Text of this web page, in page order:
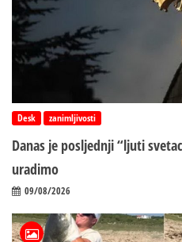
Desk zanimljivosti
Danas je posljednji “ljuti
uradimo
09/08/2026